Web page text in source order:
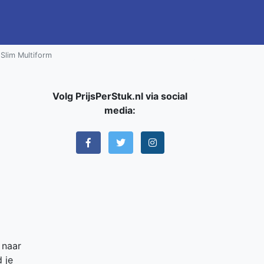
Multiform
je
Volg PrijsPerStuk.nl via social
media: